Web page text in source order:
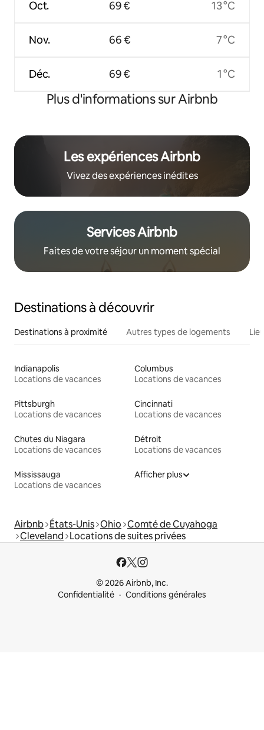
Oct.
Nov.
Déc.
69 €
66 €
69 €
13 °C
7 °C
1 °C
Plus d'informations sur Airbnb
Les expériences Airbnb
Vivez des expériences inédites
Services Airbnb
Faites de votre séjour un moment spécial
Destinations à découvrir
Destinations à proximité Autres types de logements
Indianapolis
Locations de vacances
Columbus
Locations de vacances
Pittsburgh
Locations de vacances
Cincinnati
Locations de vacances
Chutes du Niagara
Locations de vacances
Détroit
Locations de vacances
Mississauga
Locations de vacances
Afficher plus
Airbnb États-Unis Ohio Comté de Cuyahoga
Cleveland Locations de suites privées
© 2026 Airbnb, Inc.
Confidentialité
Conditions générales